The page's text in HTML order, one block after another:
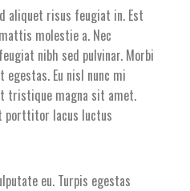
aliquet risus feugiat in. Est
molestie a. Nec
nibh sed pulvinar. Morbi
Eu nisl nunc mi
tristique magna sit amet.
porttitor lacus luctus
eu. Turpis egestas